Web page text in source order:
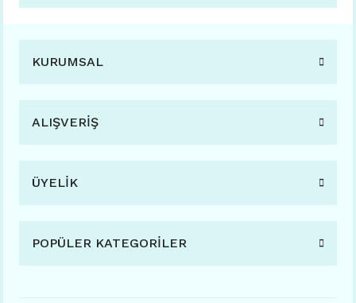
KURUMSAL
ALIŞVERİŞ
ÜYELİK
POPÜLER KATEGORİLER